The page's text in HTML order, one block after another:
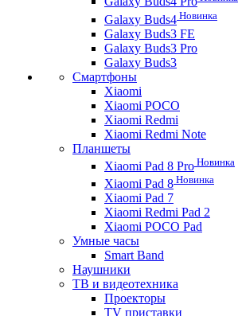
Galaxy Buds4 Новинка
Galaxy Buds3 FE
Galaxy Buds3 Pro
Galaxy Buds3
Смартфоны
Xiaomi
Xiaomi POCO
Xiaomi Redmi
Xiaomi Redmi Note
Планшеты
Xiaomi Pad 8 Pro Новинка
Xiaomi Pad 8 Новинка
Xiaomi Pad 7
Xiaomi Redmi Pad 2
Xiaomi POCO Pad
Умные часы
Smart Band
Наушники
ТВ и видеотехника
Проекторы
TV приставки